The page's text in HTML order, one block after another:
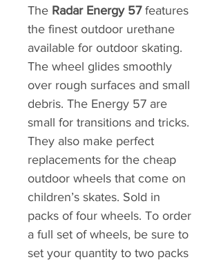
The Radar Energy 57features
the finest outdoor urethane
available for outdoor skating.
The wheel glides smoothly
over rough surfaces and small
debris. The Energy 57 are
small for transitions and tricks.
They also make perfect
replacements for the cheap
outdoor wheels that come on
children’s skates. Sold in
packs of four wheels. To order
a full set of wheels, be sure to
set your quantity to two packs